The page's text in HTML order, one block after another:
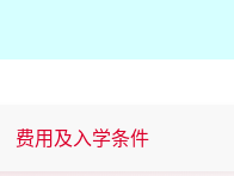
费用及入学条件